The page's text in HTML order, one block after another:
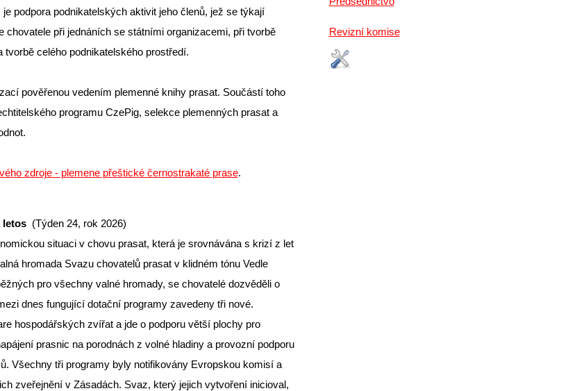
podpora podnikatelských aktivit jeho členů, jež se týkají
chovatele při jednáních se státními organizacemi, při tvorbě
tvorbě celého podnikatelského prostředí.
pověřenou vedením plemenné knihy prasat. Součástí toho
programu CzePig, selekce plemenných prasat a
zdroje - plemene přeštické černostrakaté prase.
letos(Týden 24, rok 2026)
situaci v chovu prasat, která je srovnávána s krizí z let
hromada Svazu chovatelů prasat v klidném tónu Vedle
pro všechny valné hromady, se chovatelé dozvěděli o
dnes fungující dotační programy zavedeny tři nové.
hospodářských zvířat a jde o podporu větší plochy pro
prasnic na porodnách z volné hladiny a provozní podporu
Všechny tři programy byly notifikovány Evropskou komisí a
zveřejnění v Zásadách. Svaz, který jejich vytvoření inicioval,
Revizní komise